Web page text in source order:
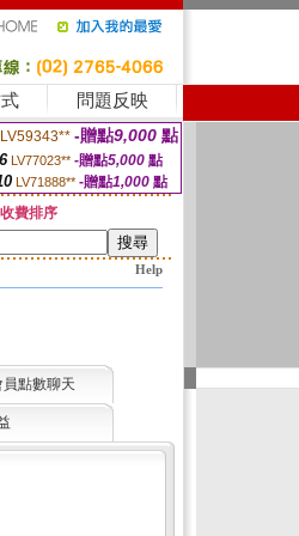
問題反映
LV59343** -贈點9,000 點
LV77023** -贈點5,000點
LV71888** -贈點1,000 點
費排序
Help
員點數聊天